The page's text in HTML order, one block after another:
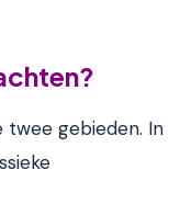
gebieden. In